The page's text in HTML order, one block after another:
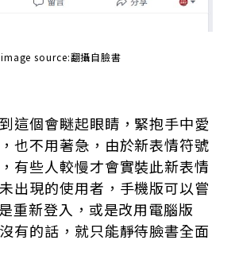
image source:翻攝自臉書
這個會瞇起眼睛，緊抱手中愛
也不用著急，由於新表情符號
有些人較慢才會實裝此新表情
出現的使用者，手機版可以嘗
重新登入，或是改用電腦版
有的話，就只能靜待臉書全面